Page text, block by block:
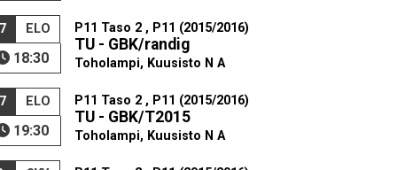
ELO
18:30
P11 Taso 2 , P11 (2015/2016)
TU - GBK/randig
Toholampi, Kuusisto N A
ELO
19:30
P11 Taso 2 , P11 (2015/2016)
TU - GBK/T2015
Toholampi, Kuusisto N A